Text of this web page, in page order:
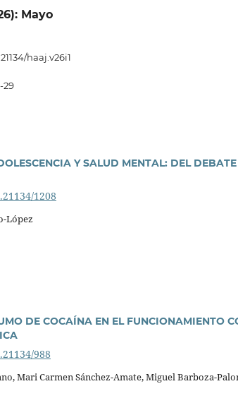
Mayo
haaj.v26i1
29
Y SALUD MENTAL: DEL
1208
López
DE COCAÍNA EN EL FUNCIONAMIENTO
988
Mari Carmen Sánchez-Amate, Miguel Barboza-